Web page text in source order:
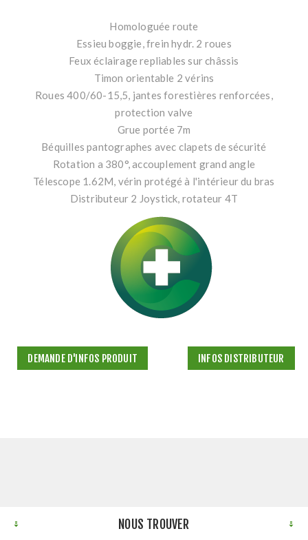
Homologuée route
Essieu boggie, frein hydr. 2 roues
Feux éclairage repliables sur châssis
Timon orientable 2 vérins
Roues 400/60-15,5, jantes forestières renforcées,
protection valve
Grue portée 7m
Béquilles pantographes avec clapets de sécurité
Rotation a 380°, accouplement grand angle
Télescope 1.62M, vérin protégé à l'intérieur du bras
Distributeur 2 Joystick, rotateur 4T
DEMANDE D'INFOS PRODUIT INFOS DISTRIBUTEUR
NOUS TROUVER